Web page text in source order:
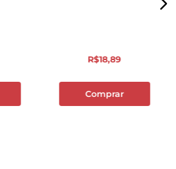
R$18,89
Comprar